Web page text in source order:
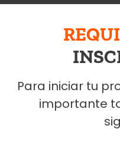
Para iniciar tu
importante